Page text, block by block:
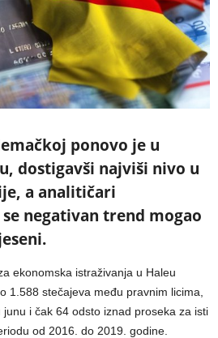
ponovo je u
dostigavši najviši nivo u
a analitičari
negativan trend mogao
ekonomska istraživanja u Haleu
1.588 stečajeva među pravnim licima,
i čak 64 odsto iznad proseka za isti
od 2016. do 2019. godine.